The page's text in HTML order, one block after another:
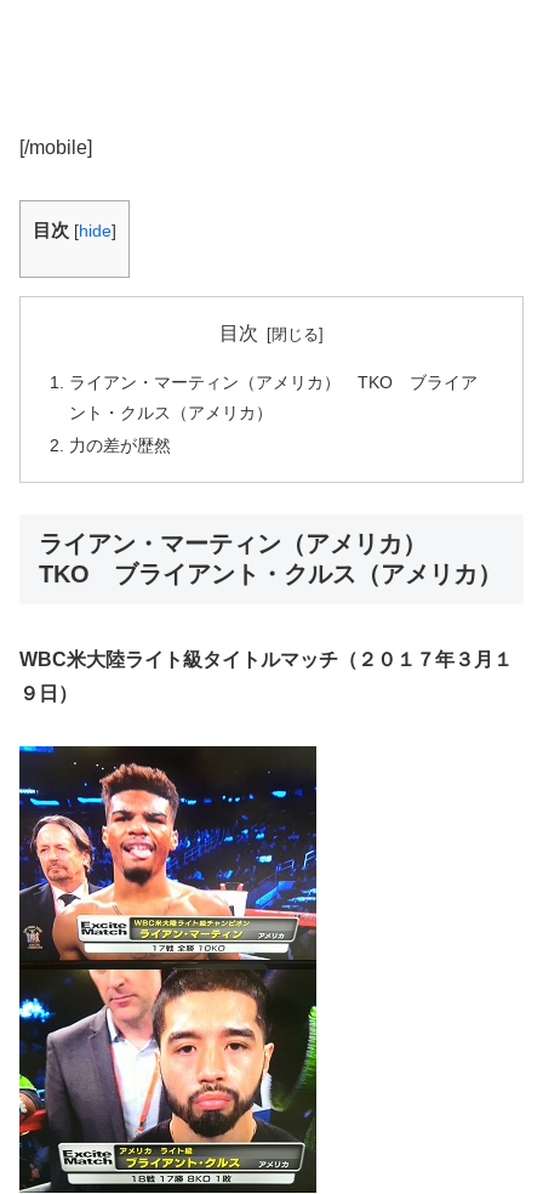
[/mobile]
目次 [hide]
目次
ライアン・マーティン（アメリカ） TKO ブライア
ント・クルス（アメリカ）
力の差が歴然
ライアン・マーティン（アメリカ）
TKO ブライアント・クルス（アメリカ）
WBC米大陸ライト級タイトルマッチ（２０１７年３月１
９日）